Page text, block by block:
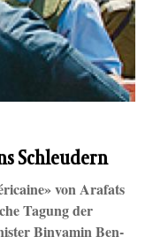
Schleudern
von Arafats
Tagung der
Binyamin Ben-